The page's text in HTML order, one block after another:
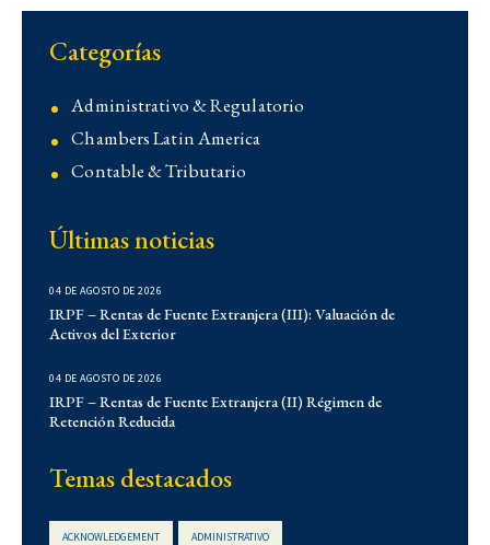
Categorías
Administrativo & Regulatorio
Chambers Latin America
Contable & Tributario
Corporativo
Demo
Derecho Administrativo
Institucionales
Laboral
Latin Lawyer 250
Legal Alert
Últimas noticias
04 DE AGOSTO DE 2026
IRPF – Rentas de Fuente Extranjera (III): Valuación de
Activos del Exterior
04 DE AGOSTO DE 2026
IRPF – Rentas de Fuente Extranjera (II) Régimen de
Retención Reducida
Temas destacados
ACKNOWLEDGEMENT ADMINISTRATIVO